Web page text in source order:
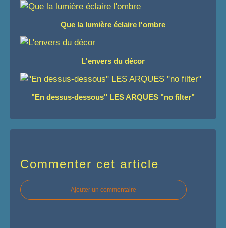
Que la lumière éclaire l'ombre
L'envers du décor
"En dessus-dessous" LES ARQUES "no filter"
Commenter cet article
Ajouter un commentaire